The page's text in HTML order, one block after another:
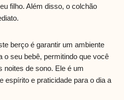
filho. Além disso, o colchão
berço é garantir um ambiente
o seu bebê, permitindo que você
noites de sono. Ele é um
espírito e praticidade para o dia a